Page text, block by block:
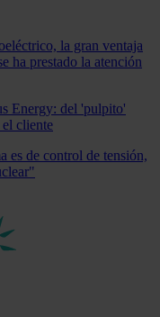
la gran ventaja
ha prestado la atención
Energy: del 'pulpito'
el cliente
es de control de tensión,